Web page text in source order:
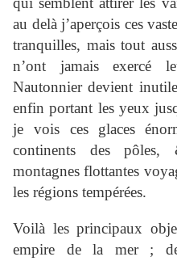
au delà j’aperçois ces
tranquilles, mais tout
n’ont jamais exercé
Nautonnier devient
enfin portant les yeux
je vois ces glaces
continents des
montagnes flottantes
les régions tempérées.
Voilà les principaux
empire de la mer ;